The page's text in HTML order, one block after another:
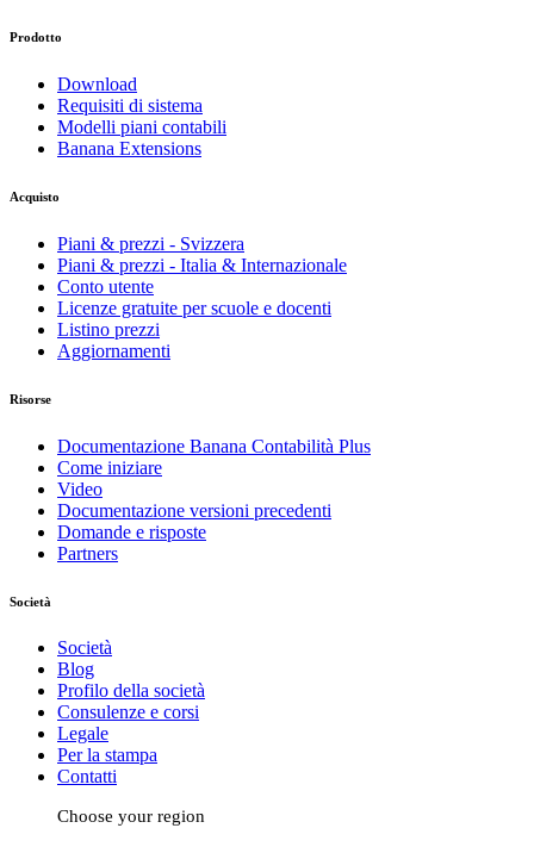
Prodotto
Download
Requisiti di sistema
Modelli piani contabili
Banana Extensions
Acquisto
Piani & prezzi - Svizzera
Piani & prezzi - Italia & Internazionale
Conto utente
Licenze gratuite per scuole e docenti
Listino prezzi
Aggiornamenti
Risorse
Documentazione Banana Contabilità Plus
Come iniziare
Video
Documentazione versioni precedenti
Domande e risposte
Partners
Società
Società
Blog
Profilo della società
Consulenze e corsi
Legale
Per la stampa
Contatti
Choose your region